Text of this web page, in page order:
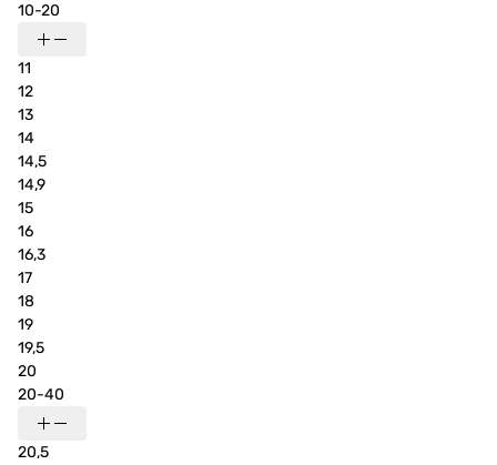
10-20
11
12
13
14
14,5
14,9
15
16
16,3
17
18
19
19,5
20
20-40
20,5